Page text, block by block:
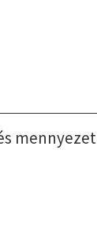
mennyezet